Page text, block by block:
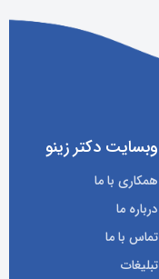
وبسایت دکتر زینو
همکاری با ما
درباره ما
تماس با ما
تبلیغات